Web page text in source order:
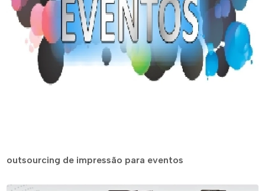
outsourcing de impressão para eventos